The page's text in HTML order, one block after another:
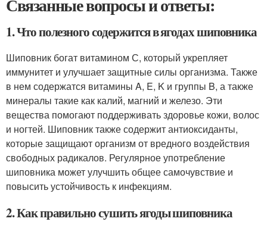
Связанные вопросы и ответы:
1. Что полезного содержится в ягодах шиповника
Шиповник богат витамином С, который укрепляет
иммунитет и улучшает защитные силы организма. Также
в нем содержатся витамины A, E, K и группы B, а также
минералы такие как калий, магний и железо. Эти
вещества помогают поддерживать здоровье кожи, волос
и ногтей. Шиповник также содержит антиоксиданты,
которые защищают организм от вредного воздействия
свободных радикалов. Регулярное употребление
шиповника может улучшить общее самочувствие и
повысить устойчивость к инфекциям.
2. Как правильно сушить ягоды шиповника